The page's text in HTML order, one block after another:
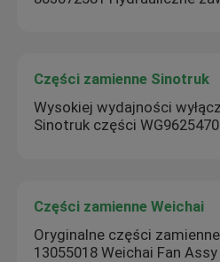
Części zamienne Sinotruk
Wysokiej wydajności
Sinotruk części
Części zamienne Weichai
Oryginalne części
13055018 Weichai Fan Assy